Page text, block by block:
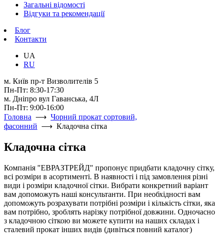
Загальні відомості
Відгуки та рекомендації
Блог
Контакти
UA
RU
м. Київ пр-т Визволителів 5
Пн-Пт: 8:30-17:30
м. Дніпро вул Гаванська, 4Л
Пн-Пт: 9:00-16:00
Головна ⟶ Чорний прокат сортовий,
фасонний ⟶ Кладочна сітка
Кладочна сітка
Компанія "ЕВРАЗТРЕЙД" пропонує придбати кладочну сітку,
всі розміри в асортименті. В наявності і під замовлення різні
види і розміри кладочної сітки. Вибрати конкретний варіант
вам допоможуть наші консультанти. При необхідності вам
допоможуть розрахувати потрібні розміри і кількість сітки, яка
вам потрібно, зроблять нарізку потрібної довжини. Одночасно
з кладочною сіткою ви можете купити на наших складах і
сталевий прокат інших видів (дивіться повний каталог)